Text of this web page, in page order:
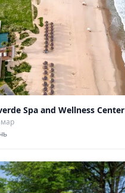
Spa and Wellness Center